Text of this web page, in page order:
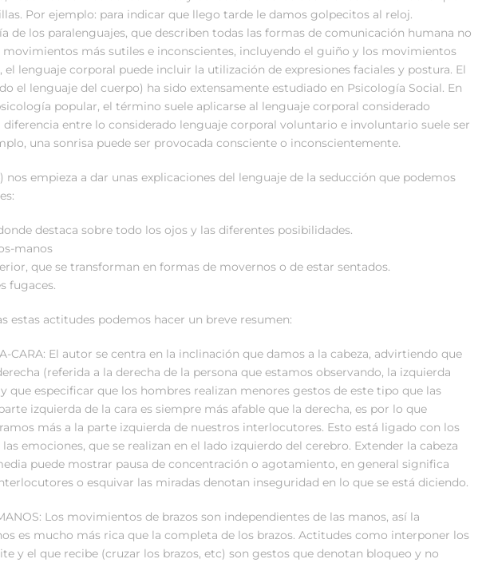
Por ejemplo: para indicar que llego tarde le damos golpecitos al reloj.
de los paralenguajes, que describen todas las formas de comunicación humana no
movimientos más sutiles e inconscientes, incluyendo el guiño y los movimientos
el lenguaje corporal puede incluir la utilización de expresiones faciales y postura. El
el lenguaje del cuerpo) ha sido extensamente estudiado en Psicología Social. En
popular, el término suele aplicarse al lenguaje corporal considerado
entre lo considerado lenguaje corporal voluntario e involuntario suele ser
una sonrisa puede ser provocada consciente o inconscientemente.
nos empieza a dar unas explicaciones del lenguaje de la seducción que podemos
destaca sobre todo los ojos y las diferentes posibilidades.
manos
que se transforman en formas de movernos o de estar sentados.
fugaces.
estas actitudes podemos hacer un breve resumen:
CARA: El autor se centra en la inclinación que damos a la cabeza, advirtiendo que
(referida a la derecha de la persona que estamos observando, la izquierda
que especificar que los hombres realizan menores gestos de este tipo que las
izquierda de la cara es siempre más afable que la derecha, es por lo que
más a la parte izquierda de nuestros interlocutores. Esto está ligado con los
emociones, que se realizan en el lado izquierdo del cerebro. Extender la cabeza
puede mostrar pausa de concentración o agotamiento, en general significa
o esquivar las miradas denotan inseguridad en lo que se está diciendo.
Los movimientos de brazos son independientes de las manos, así la
es mucho más rica que la completa de los brazos. Actitudes como interponer los
y el que recibe (cruzar los brazos, etc) son gestos que denotan bloqueo y no